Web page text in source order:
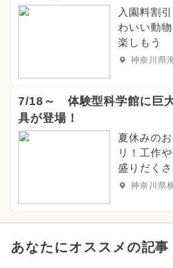
入園料割
わいい動
楽しもう
神奈川県
7/18～ 体験型科学館に巨
具が登場！
夏休みの
リ！工作
盛りだく
神奈川県
あなたにオススメの記事